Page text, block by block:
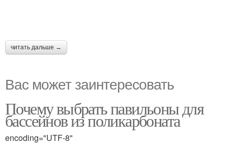
читать дальше →
Вас может заинтересовать
Почему выбрать павильоны для
бассейнов из поликарбоната
encoding="UTF-8"